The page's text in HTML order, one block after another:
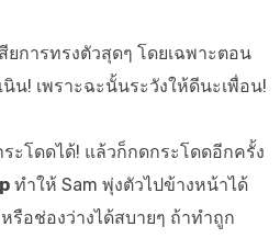
ยการทรงตัวสุดๆ โดยเฉพาะตอน
น! เพราะฉะนั้นระวังให้ดีนะเพื่อน!
ะโดดได้! แล้วก็กดกระโดดอีกครั้ง
ทำให้ Sam พุ่งตัวไปข้างหน้าได้
รือช่องว่างได้สบายๆ ถ้าทำถูก